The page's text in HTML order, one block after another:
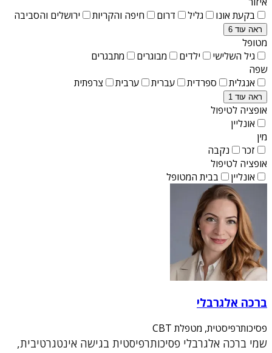
בקעת אונו
גליל דרום חיפה והקריות ירושלים והסביבה
ראה עוד 6
מטופל
גיל השלישי
ילדים מבוגרים
מתבגרים
שפה
אנגלית
ספרדית עברית ערבית צרפתית
ראה עוד 1
אופציה לטיפול
אונליין
מין
זכר
נקבה
אופציה לטיפול
אונליין
בבית המטופל
ברכה אלגרבלי
פסיכותרפיסטית, מטפלת CBT
שמי ברכה אלגרבלי פסיכותרפיסטית בגישה אינטגרטיבית,